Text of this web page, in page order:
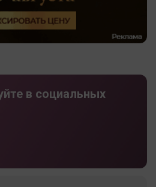
в социальных